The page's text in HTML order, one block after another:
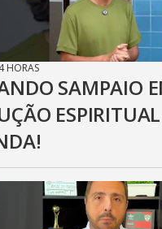
HORAS
SAMPAIO